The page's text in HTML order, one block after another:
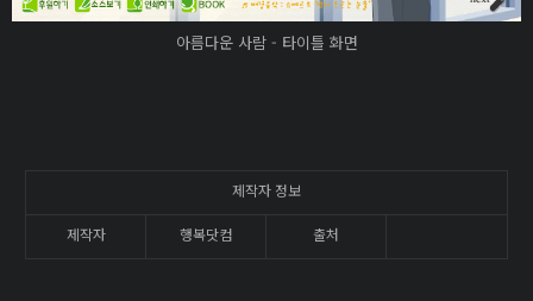
아름다운 사람 - 타이틀 화면
제작자 정보
제작자 행복닷컴 출처